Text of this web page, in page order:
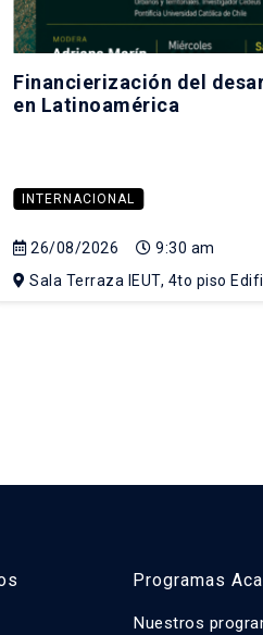
Financierización del
en Latinoamérica
INTERNACIONAL
26/08/2026
9:30 am
Sala Terraza IEUT, 4to piso
Programas
Nuestros